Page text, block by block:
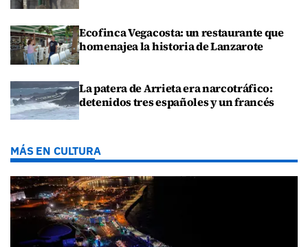
Ecofinca Vegacosta: un restaurante que
homenajea la historia de Lanzarote
La patera de Arrieta era narcotráfico:
detenidos tres españoles y un francés
MÁS EN CULTURA